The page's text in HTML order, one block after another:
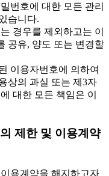
번호에 대한 모든 관리
습니다.
경우를 제외하고는 이
공유, 양도 또는 변경할
이용자번호에 의하여
상의 과실 또는 제3자
대한 모든 책임은 이
제한 및 이용계약
용계약을 해지하고자